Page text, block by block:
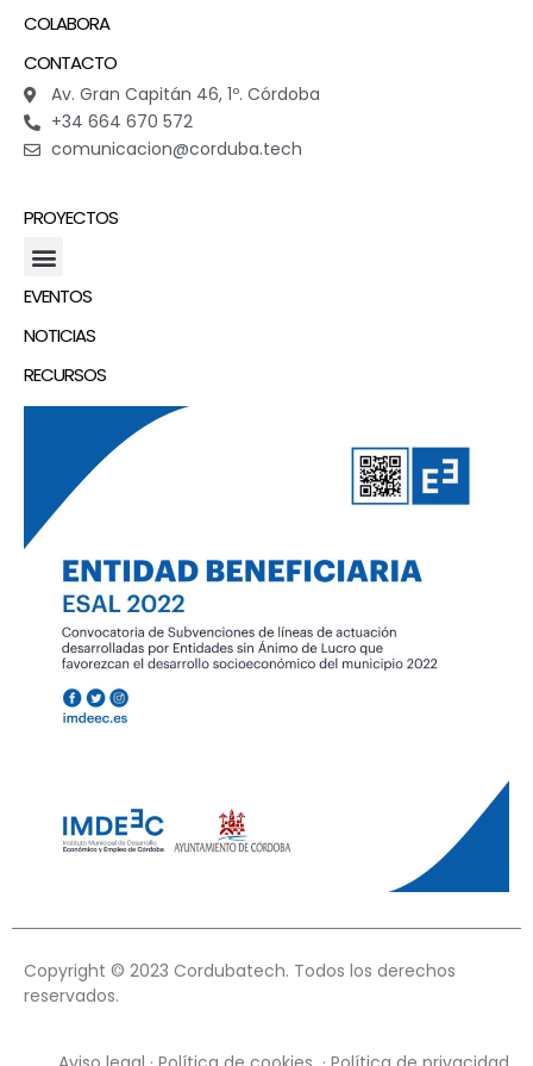
COLABORA
CONTACTO
Av. Gran Capitán 46, 1º. Córdoba
+34 664 670 572
comunicacion@corduba.tech
PROYECTOS
EVENTOS
NOTICIAS
RECURSOS
Copyright © 2023 Cordubatech. Todos los derechos
reservados.